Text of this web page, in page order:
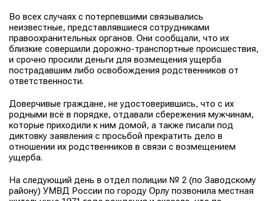
Во всех случаях с потерпевшими связывались
неизвестные, представлявшиеся сотрудниками
правоохранительных органов. Они сообщали, что их
близкие совершили дорожно-транспортные происшествия,
и срочно просили деньги для возмещения ущерба
пострадавшим либо освобождения родственников от
ответственности.
Доверчивые граждане, не удостоверившись, что с их
родными всё в порядке, отдавали сбережения мужчинам,
которые приходили к ним домой, а также писали под
диктовку заявления с просьбой прекратить дело в
отношении их родственников в связи с возмещением
ущерба.
На следующий день в отдел полиции № 2 (по Заводскому
району) УМВД России по городу Орлу позвонила местная